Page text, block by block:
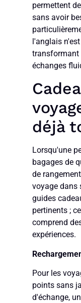
permettent
sans avoir
l'anglais
transformant
échanges
déjà
Lorsqu'une
bagages de
de
voyage dans
guides
pertinents ;
comprend
expériences.
Pour les
points sans
d'échange,